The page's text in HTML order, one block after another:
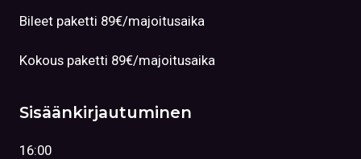
Bileet paketti 89€/majoitusaika
Kokous paketti 89€/majoitusaika
Sisäänkirjautuminen
16:00